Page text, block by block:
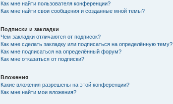
Как мне найти пользователя конференции?
Как мне найти свои сообщения и созданные мной темы?
Подписки и закладки
Чем закладки отличаются от подписок?
Как мне сделать закладку или подписаться на определённую тему?
Как мне подписаться на определённый форум?
Как мне отказаться от подписки?
Вложения
Какие вложения разрешены на этой конференции?
Как мне найти мои вложения?